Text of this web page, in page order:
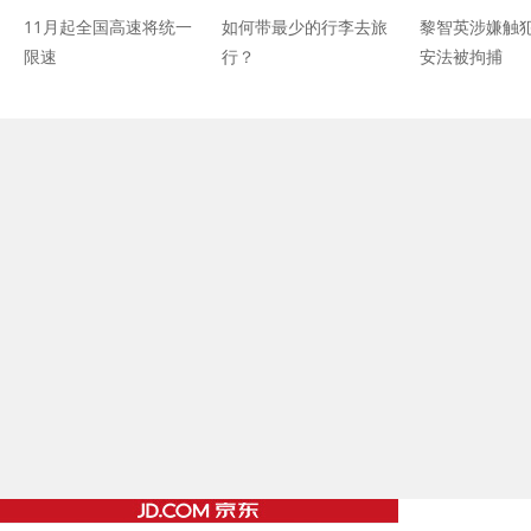
11月起全国高速将统一
限速
如何带最少的行李去旅
行？
黎智英涉嫌触
安法被拘捕